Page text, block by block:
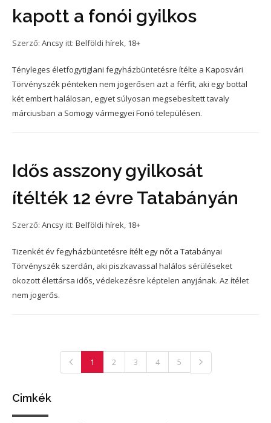
kapott a fonói gyilkos
Szerző: Ancsy itt: Belföldi hírek, 18+
Tényleges életfogytiglani fegyházbüntetésre ítélte a Kaposvári
Törvényszék pénteken nem jogerősen azt a férfit, aki egy bottal
két embert halálosan, egyet súlyosan megsebesített tavaly
márciusban a Somogy vármegyei Fonó településen.
Idős asszony gyilkosát
ítélték 12 évre Tatabányán
Szerző: Ancsy itt: Belföldi hírek, 18+
Tizenkét év fegyházbüntetésre ítélt egy nőt a Tatabányai
Törvényszék szerdán, aki piszkavassal halálos sérüléseket
okozott élettársa idős, védekezésre képtelen anyjának. Az ítélet
nem jogerős.
1 2 3 4 5
Cimkék